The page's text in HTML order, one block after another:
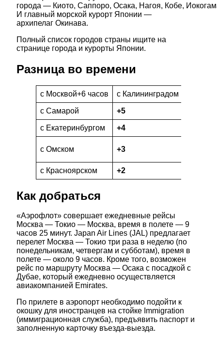
города — Киото, Саппоро, Осака, Нагоя, Кобе,
И главный морской курорт Японии —
архипелаг Окинава.
Полный список городов страны ищите на
странице города и курорты Японии.
Разница во времени
c Москвой+6 часов c Калининградом
c Самарой +5
c Екатеринбургом +4
c Омском +3
c Красноярском +2
Как добраться
«Аэрофлот» совершает ежедневные рейсы
Москва — Токио — Москва, время в полете — 9
часов 25 минут. Japan Air Lines (JAL) предлагает
перелет Москва — Токио три раза в неделю (по
понедельникам, четвергам и субботам), время в
полете — около 9 часов. Кроме того, возможен
рейс по маршруту Москва — Осака с посадкой с
Дубае, который ежедневно осуществляется
авиакомпанией Emirates.
По прилете в аэропорт необходимо подойти к
окошку для иностранцев на стойке Immigration
(иммиграционная служба), предъявить паспорт и
заполненную карточку въезда-выезда.